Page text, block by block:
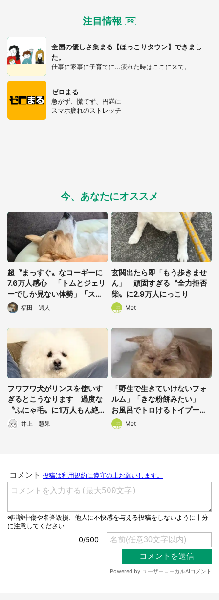
選択する
注目情報
全国の優しさ集まる【ほっこりタウン】できまし
た。
仕事に家事に子育てに...疲れた時はここに来て。
ゼロまる
急がず、慌てず、円満に
スマホ疲れのストレッチ
今、あなたにオススメ
超〝まっすぐ〟なコーギーに
7.6万人感心 「トムとジェリ
ーでしか見ない体勢」「スヌ
ーピーの寝姿」
福田 週人
玄関出たら即「もう歩きませ
ん」 頑固すぎる〝全力拒否
柴〟に2.9万人にっこり
Met
フワフワ犬がリンスを使いす
ぎるとこうなります 過度な
〝ふにゃ毛〟に1万人もん絶
「悲しみのマシュマロ」
井上 慧果
「野生で生きていけないフォ
ルム」「きな粉餅みたい」
お風呂でトロけるトイプード
ルに3.8万人もん絶
Met